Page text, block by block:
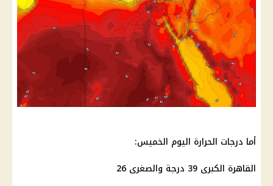
أما درجات الحرارة اليوم الخميس:
القاهرة الكبرى 39 درجة والصغرى 26